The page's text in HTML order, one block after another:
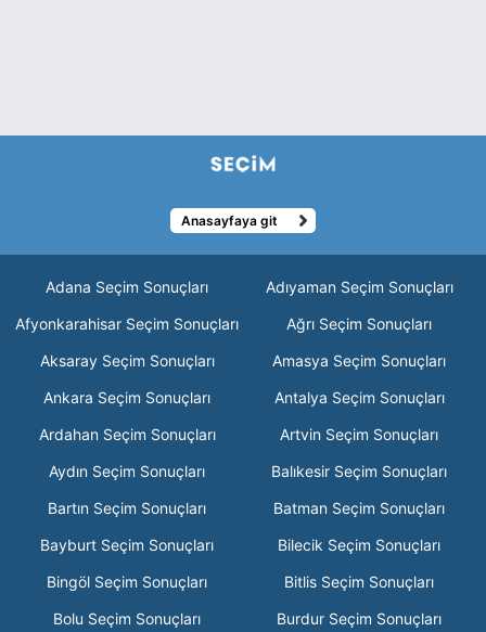
Anasayfaya git
Adana Seçim Sonuçları
Adıyaman Seçim Sonuçları
Afyonkarahisar Seçim Sonuçları
Ağrı Seçim Sonuçları
Aksaray Seçim Sonuçları
Amasya Seçim Sonuçları
Ankara Seçim Sonuçları
Antalya Seçim Sonuçları
Ardahan Seçim Sonuçları
Artvin Seçim Sonuçları
Aydın Seçim Sonuçları
Balıkesir Seçim Sonuçları
Bartın Seçim Sonuçları
Batman Seçim Sonuçları
Bayburt Seçim Sonuçları
Bilecik Seçim Sonuçları
Bingöl Seçim Sonuçları
Bitlis Seçim Sonuçları
Bolu Seçim Sonuçları
Burdur Seçim Sonuçları